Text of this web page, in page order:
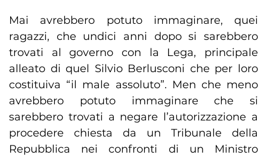
Mai avrebbero potuto immaginare, quei
ragazzi, che undici anni dopo si sarebbero
trovati al governo con la Lega, principale
alleato di quel Silvio Berlusconi che per loro
costituiva “il male assoluto”. Men che meno
avrebbero potuto immaginare che si
sarebbero trovati a negare l’autorizzazione a
procedere chiesta da un Tribunale della
Repubblica nei confronti di un Ministro